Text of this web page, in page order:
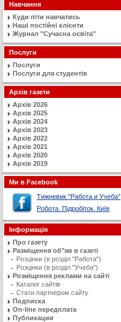
Навчання
Куди піти навчатись
Наші постійні клієнти
Журнал "Сучасна освiта"
Послуги
Послуги
Послуги для студентів
Архів газети
Архів 2026
Архів 2025
Архів 2024
Архів 2023
Архів 2022
Архів 2021
Архів 2020
Архів 2019
Ми в Facebook
Тижневик "Работа и Учеба"
Робота. Підробіток. Київ
Інформація
Про газету
Разміщення об"яв в газеті
Розцінки (в розділ "Работа")
Розцінки (в розділ "Учеба")
Розміщення реклами на сайті
Каталог сайтів
Стати партнером сайту
Подписка
On-line передплата
Публикации